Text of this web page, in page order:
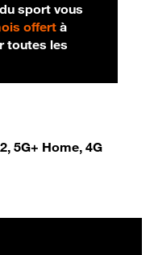
sport vous
offertà
toutes les
5G+ Home, 4G